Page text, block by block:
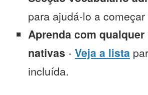
para ajudá-lo a
Aprenda com
nativas - Veja a lista
incluída.